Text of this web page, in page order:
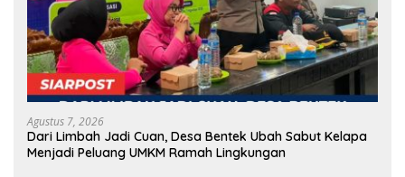
Agustus 7, 2026
Dari Limbah Jadi Cuan, Desa Bentek Ubah Sabut Kelapa
Menjadi Peluang UMKM Ramah Lingkungan